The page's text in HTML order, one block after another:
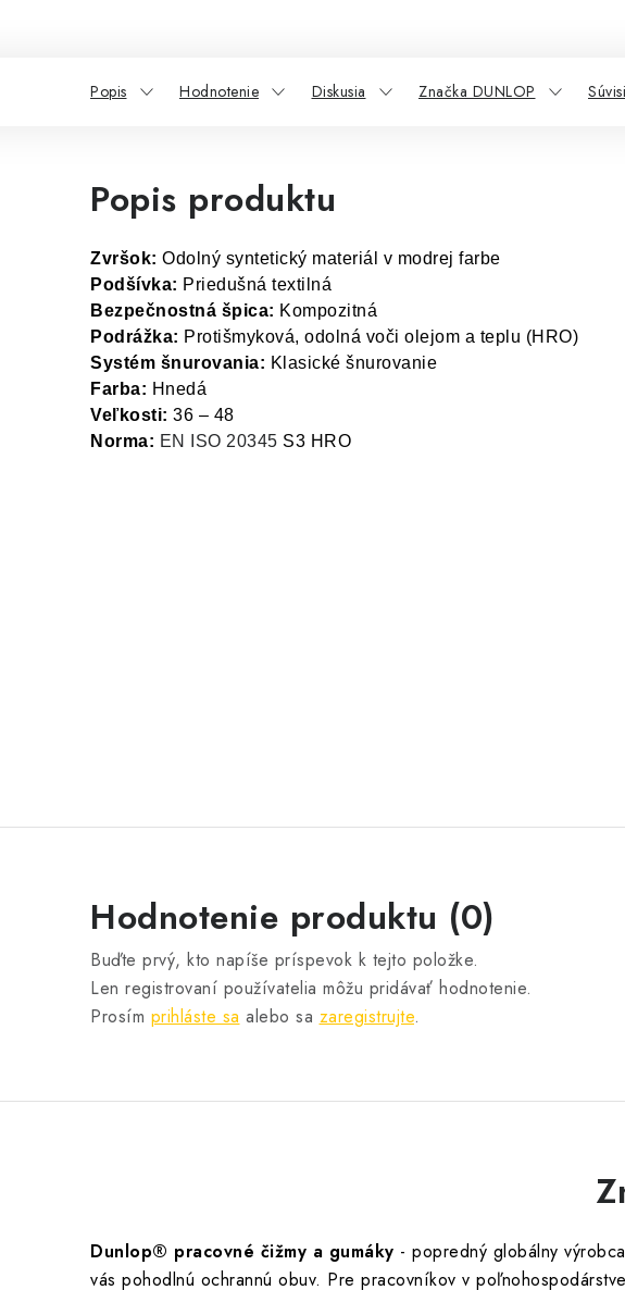
Popis Hodnotenie Diskusia Značka DUNLOP
Popis produktu
Zvršok: Odolný syntetický materiál v modrej farbe
Podšívka: Priedušná textilná
Bezpečnostná špica: Kompozitná
Podrážka: Protišmyková, odolná voči olejom a teplu (HRO)
Systém šnurovania: Klasické šnurovanie
Farba: Hnedá
Veľkosti: 36 – 48
Norma: EN ISO 20345 S3 HRO
Hodnotenie produktu (0)
Buďte prvý, kto napíše príspevok k tejto položke.
Len registrovaní používatelia môžu pridávať hodnotenie.
Prosím prihláste sa alebo sa zaregistrujte.
Dunlop® pracovné čižmy a gumáky - popredný globálny výrobca
vás pohodlnú ochrannú obuv. Pre pracovníkov v